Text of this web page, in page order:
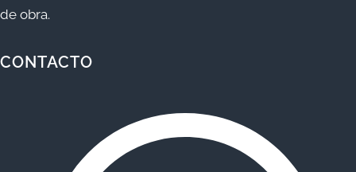
de obra.
CONTACTO